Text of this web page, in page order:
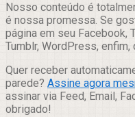
Nosso conteúdo é
é nossa promessa. Se
página em seu Facebook,
Tumblr, WordPress,
Quer receber
parede? Assine agora
assinar via Feed, Email,
obrigado!